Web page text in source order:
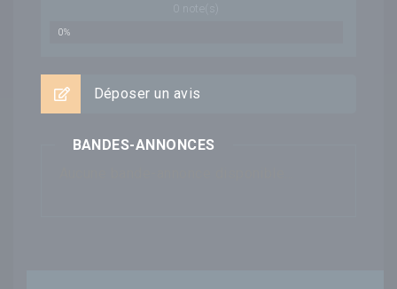
note(s)
0%
Déposer un avis
BANDES-ANNONCES